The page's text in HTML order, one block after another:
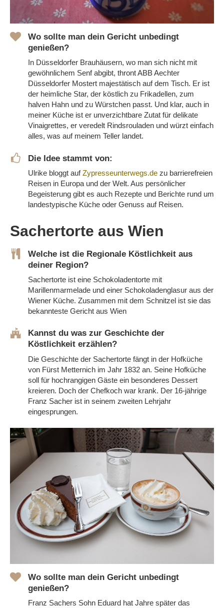
Wo sollte man dein Gericht unbedingt
genießen?
In Düsseldorfer Brauhäusern, wo man sich nicht mit
gewöhnlichem Senf abgibt, thront ABB Aechter
Düsseldorfer Mostert majestätisch auf dem Tisch. Er ist
der heimliche Star, der köstlich zu Frikadellen, zum
halven Hahn und zu Würstchen passt. Und klar, auch in
meiner Küche ist er unverzichtbare Zutat für delikate
Vinaigrettes, er veredelt Rindsrouladen und würzt einfach
alles, was auf meinem Teller landet.
Die Idee stammt von:
Ulrike bloggt aufZypresseunterwegs.de zu barrierefreien
Reisen in Europa und der Welt. Aus persönlicher
Begeisterung gibt es auch Rezepte und Berichte rund um
landestypische Küche oder Genuss auf Reisen.
Sachertorte aus Wien
Welche ist die Regionale Köstlichkeit aus
deiner Region?
Sachertorte ist eine Schokoladentorte mit
Marillenmarmelade und einer Schokoladenglasur aus der
Wiener Küche. Zusammen mit dem Schnitzel ist sie das
bekannteste Gericht aus Wien
Kannst du was zur Geschichte der
Köstlichkeit erzählen?
Die Geschichte der Sachertorte fängt in der Hofküche
von Fürst Metternich im Jahr 1832 an. Seine Hofküche
soll für hochrangigen Gäste ein besonderes Dessert
kreieren. Doch der Chefkoch war krank. Der 16-jährige
Franz Sacher ist in seinem zweiten Lehrjahr
eingesprungen.
Wo sollte man dein Gericht unbedingt
genießen?
Franz Sachers Sohn Eduard hat Jahre später das